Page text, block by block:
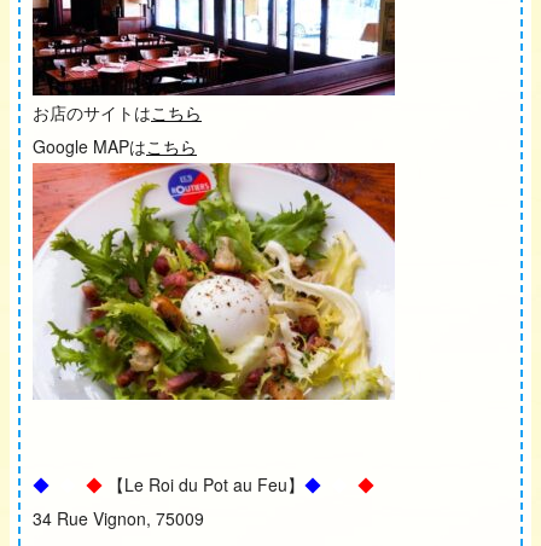
お店のサイトはこちら
Google MAPはこちら
◆ ◆ 【Le Roi du Pot au Feu】 ◆
◆
34 Rue Vignon, 75009